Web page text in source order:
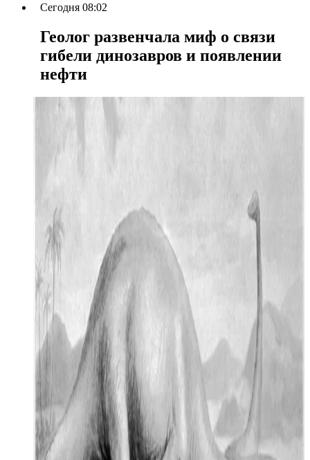
Сегодня 08:02
Геолог развенчала миф о связи
гибели динозавров и появлении
нефти